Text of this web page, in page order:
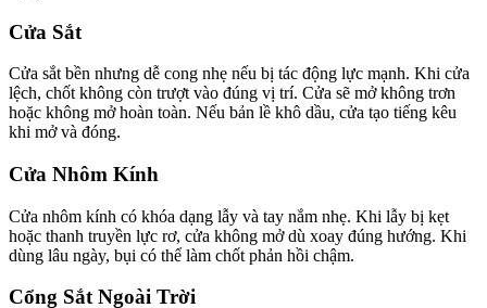
Cửa Sắt
Cửa sắt bền nhưng dễ cong nhẹ nếu bị tác động lực mạnh. Khi cửa
lệch, chốt không còn trượt vào đúng vị trí. Cửa sẽ mở không trơn
hoặc không mở hoàn toàn. Nếu bản lề khô dầu, cửa tạo tiếng kêu
khi mở và đóng.
Cửa Nhôm Kính
Cửa nhôm kính có khóa dạng lẫy và tay nắm nhẹ. Khi lẫy bị kẹt
hoặc thanh truyền lực rơ, cửa không mở dù xoay đúng hướng. Khi
dùng lâu ngày, bụi có thể làm chốt phản hồi chậm.
Cổng Sắt Ngoài Trời